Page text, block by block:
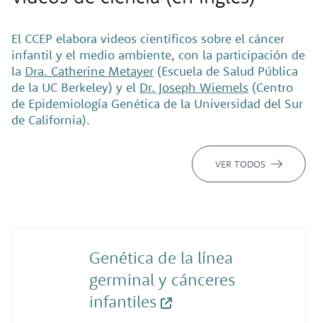
El CCEP elabora videos científicos sobre el cáncer
infantil y el medio ambiente, con la participación de
la Dra. Catherine Metayer (Escuela de Salud Pública
de la UC Berkeley) y el Dr. Joseph Wiemels (Centro
de Epidemiología Genética de la Universidad del Sur
de California).
VER TODOS
Genética de la línea
germinal y cánceres
infantiles